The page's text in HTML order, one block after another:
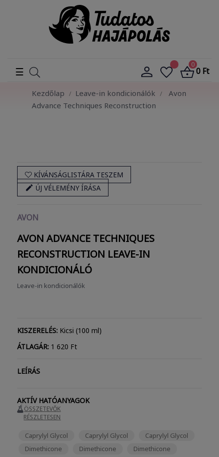
0
0 Ft
Toggle
navigation
☰
Kezdőlap Leave-in kondicionálók
Avon
Advance Techniques Reconstruction
KÍVÁNSÁGLISTÁRA TESZEM
 ÚJ VÉLEMÉNY ÍRÁSA
AVON
AVON ADVANCE TECHNIQUES
RECONSTRUCTION LEAVE-IN
KONDICIONÁLÓ
Leave-in kondicionálók
KISZERELÉS: Kicsi (100 ml)
ÁTLAGÁR: 1 620 Ft
LEÍRÁS
AKTÍV HATÓANYAGOK
ÖSSZETEVŐK
RÉSZLETESEN
Caprylyl Glycol Caprylyl Glycol
Caprylyl Glycol
Dimethicone
Dimethicone
Dimethicone